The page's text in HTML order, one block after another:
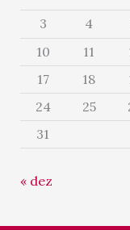
3
4
10
11
17
18
24
25
31
« dez